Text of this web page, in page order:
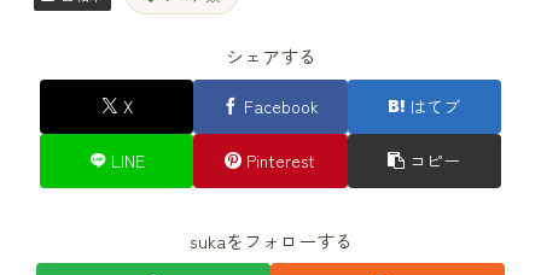
シェアする
X Facebook はてブ
LINE Pinterest コピー
sukaをフォローする